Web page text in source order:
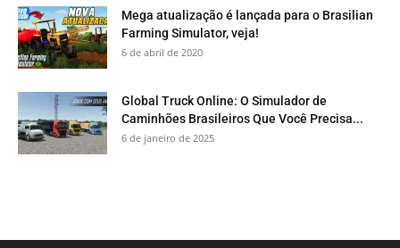
Mega atualização é lançada para o Brasilian
Farming Simulator, veja!
6 de abril de 2020
Global Truck Online: O Simulador de
Caminhões Brasileiros Que Você Precisa...
6 de janeiro de 2025